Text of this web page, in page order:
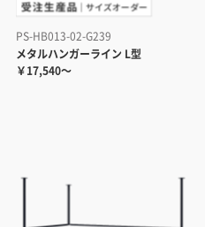
PS-HB013-02-G239
メタルハンガーライン L型
￥17,540～